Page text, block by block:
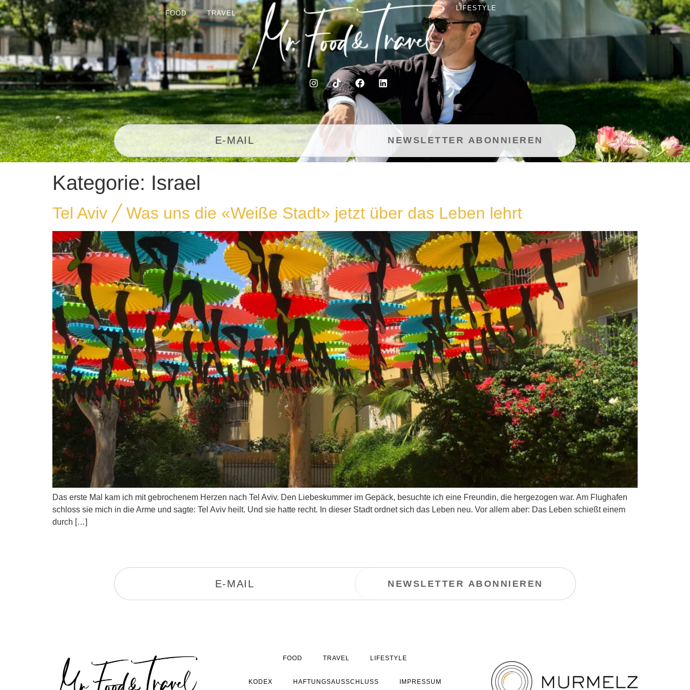
FOOD TRAVEL
LIFESTYLE
Kategorie: Israel
Tel Aviv ╱ Was uns die «Weiße Stadt» jetzt über das Leben lehrt
Das erste Mal kam ich mit gebrochenem Herzen nach Tel Aviv. Den Liebeskummer im Gepäck, besuchte ich eine Freundin, die hergezogen war. Am Flughafen
schloss sie mich in die Arme und sagte: Tel Aviv heilt. Und sie hatte recht. In dieser Stadt ordnet sich das Leben neu. Vor allem aber: Das Leben schießt einem
durch […]
FOOD TRAVEL LIFESTYLE
KODEX HAFTUNGSAUSSCHLUSS IMPRESSUM